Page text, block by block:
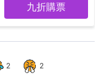
2 2